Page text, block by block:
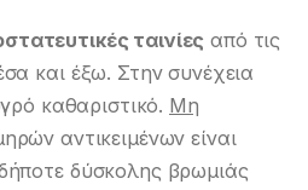
ταινίες από τις
και έξω. Στην συνέχεια
καθαριστικό. Μη
αντικειμένων είναι
δύσκολης βρωμιάς